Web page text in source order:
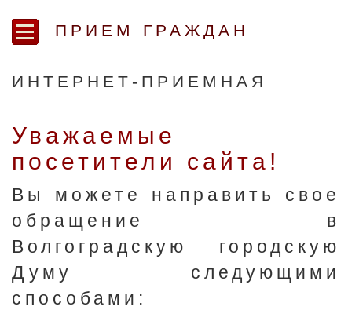
ПРИЕМ ГРАЖДАН
ИНТЕРНЕТ-ПРИЕМНАЯ
Уважаемые
посетители сайта!
Вы можете направить свое
обращение в
Волгоградскую городскую
Думу следующими
способами: